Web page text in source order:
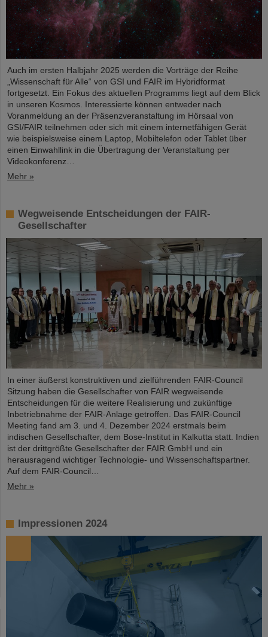
Auch im ersten Halbjahr 2025 werden die Vorträge der Reihe
„Wissenschaft für Alle“ von GSI und FAIR im Hybridformat
fortgesetzt. Ein Fokus des aktuellen Programms liegt auf dem Blick
in unseren Kosmos. Interessierte können entweder nach
Voranmeldung an der Präsenzveranstaltung im Hörsaal von
GSI/FAIR teilnehmen oder sich mit einem internetfähigen Gerät
wie beispielsweise einem Laptop, Mobiltelefon oder Tablet über
einen Einwahllink in die Übertragung der Veranstaltung per
Videokonferenz…
Mehr »
Wegweisende Entscheidungen der FAIR-
Gesellschafter
In einer äußerst konstruktiven und zielführenden FAIR-Council
Sitzung haben die Gesellschafter von FAIR wegweisende
Entscheidungen für die weitere Realisierung und zukünftige
Inbetriebnahme der FAIR-Anlage getroffen. Das FAIR-Council
Meeting fand am 3. und 4. Dezember 2024 erstmals beim
indischen Gesellschafter, dem Bose-Institut in Kalkutta statt. Indien
ist der drittgrößte Gesellschafter der FAIR GmbH und ein
herausragend wichtiger Technologie- und Wissenschaftspartner.
Auf dem FAIR-Council…
Mehr »
Impressionen 2024